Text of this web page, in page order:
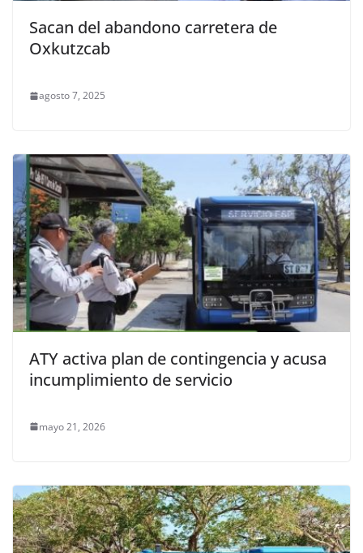
Sacan del abandono carretera de
Oxkutzcab
agosto 7, 2025
ATY activa plan de contingencia y acusa
incumplimiento de servicio
mayo 21, 2026